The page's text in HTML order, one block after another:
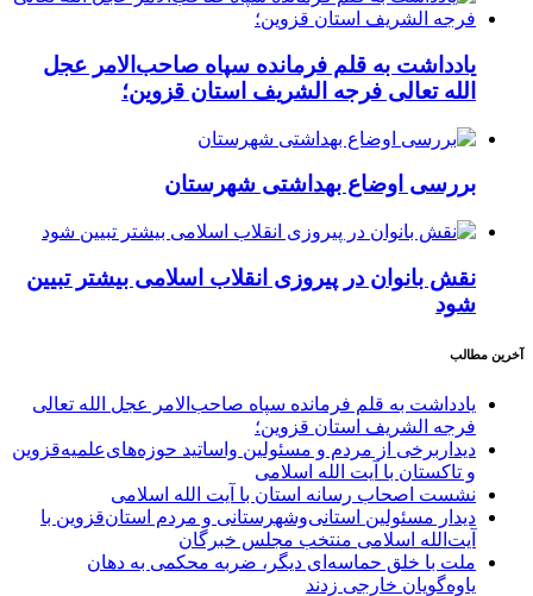
یادداشت به قلم فرمانده سپاه صاحب‌الامر عجل
الله تعالی فرجه الشریف استان قزوین؛
بررسی اوضاع بهداشتی شهرستان
نقش بانوان در پیروزی انقلاب اسلامی بیشتر تبیین
شود
آخرین مطالب
یادداشت به قلم فرمانده سپاه صاحب‌الامر عجل الله تعالی
فرجه الشریف استان قزوین؛
دیداربرخی از مردم و مسئولین واساتید حوزه‌های‌علمیه‌قزوین
و تاکستان با آیت الله اسلامی
نشست اصحاب رسانه استان با آیت الله اسلامی
دیدار مسئولین استانی‌وشهرستانی و مردم‌ استان‌قزوین با
آیت‌الله‌ اسلامی منتخب مجلس‌ خبرگان
ملت با خلق حماسه‌ای دیگر، ضربه محکمی به دهان
یاوه‌گویان خارجی زدند